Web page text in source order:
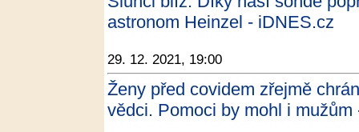
astronom Heinzel - iDNES.cz
29. 12. 2021, 19:00
Ženy před covidem zřejmě
vědci. Pomoci by mohl i mužům